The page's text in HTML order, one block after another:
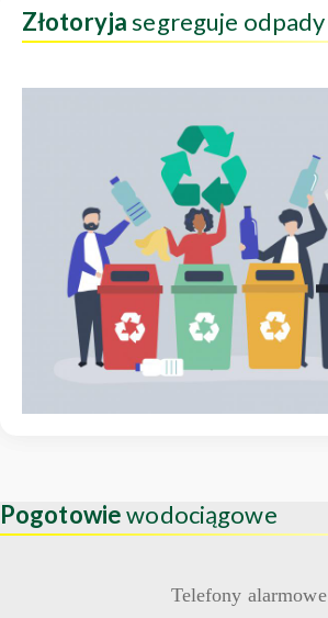
Złotoryjasegreguje odpady
Pogotowiewodociągowe
Telefony alarmowe